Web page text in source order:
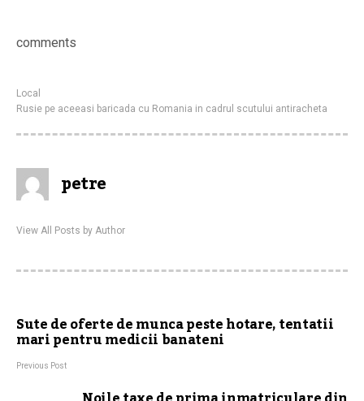
comments
Local
Rusie pe aceeasi baricada cu Romania in cadrul scutului antiracheta
petre
View All Posts by Author
Sute de oferte de munca peste hotare, tentatii
mari pentru medicii banateni
Previous Post